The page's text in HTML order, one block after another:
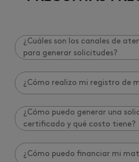
¿Cuáles son los canales de
para generar solicitudes?
¿Cómo realizo mi registro de
¿Cómo puedo generar una
certificado y qué costo tiene?
¿Cómo puedo financiar mi